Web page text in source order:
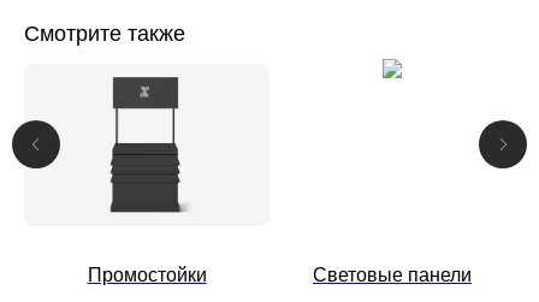
Смотрите также
Промостойки Световые панели